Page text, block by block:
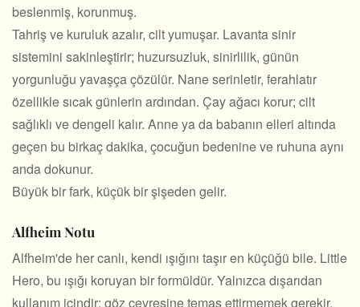
beslenmiş, korunmuş.
Tahriş ve kuruluk azalır, cilt yumuşar. Lavanta sinir
sistemini sakinleştirir; huzursuzluk, sinirlilik, günün
yorgunluğu yavaşça çözülür. Nane serinletir, ferahlatır
özellikle sıcak günlerin ardından. Çay ağacı korur; cilt
sağlıklı ve dengeli kalır. Anne ya da babanın elleri altında
geçen bu birkaç dakika, çocuğun bedenine ve ruhuna aynı
anda dokunur.
Büyük bir fark, küçük bir şişeden gelir.
Alfheim Notu
Alfheim'de her canlı, kendi ışığını taşır en küçüğü bile. Little
Hero, bu ışığı koruyan bir formüldür. Yalnızca dışarıdan
kullanım içindir; göz çevresine temas ettirmemek gerekir.